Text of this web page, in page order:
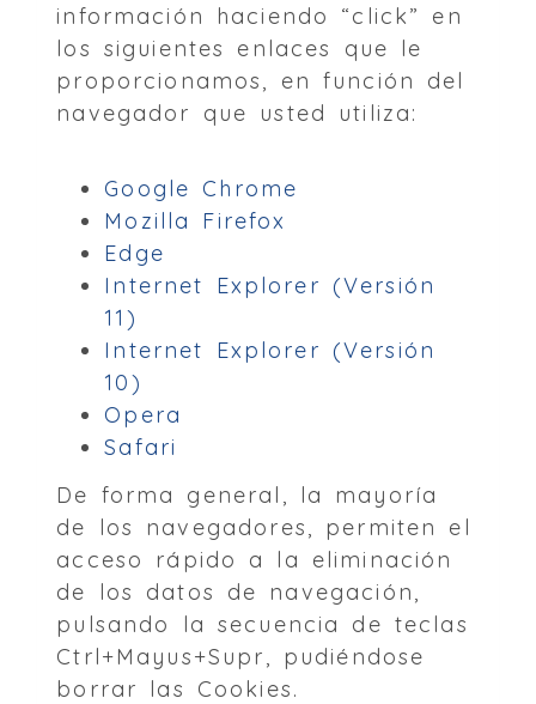
información haciendo “click” en
los siguientes enlaces que le
proporcionamos, en función del
navegador que usted utiliza:
Google Chrome
Mozilla Firefox
Edge
Internet Explorer (Versión
11)
Internet Explorer (Versión
10)
Opera
Safari
De forma general, la mayoría
de los navegadores, permiten el
acceso rápido a la eliminación
de los datos de navegación,
pulsando la secuencia de teclas
Ctrl+Mayus+Supr, pudiéndose
borrar las Cookies.